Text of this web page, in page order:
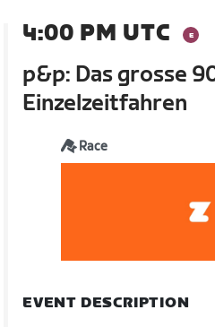
4:00 PM UTC
p&p: Das grosse
Einzelzeitfahren
Race
EVENT DESCRIPTION